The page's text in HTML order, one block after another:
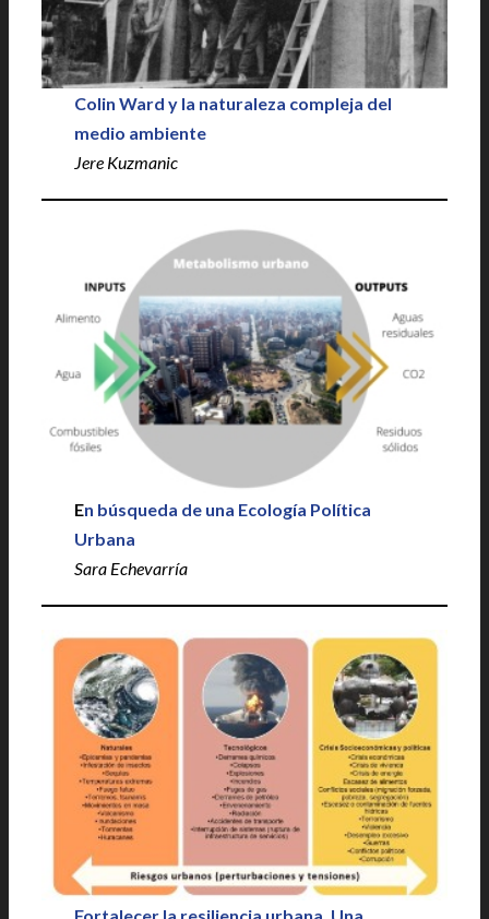
Colin Ward y la naturaleza compleja del
medio ambiente
Jere Kuzmanic
En búsqueda de una Ecología Política
Urbana
Sara Echevarría